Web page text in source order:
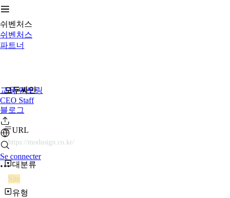
쉬벤처스
쉬벤처스
파트너
교육·멘토링
CEO Staff
블로그
Se connecter
모두싸인
URL
https://modusign.co.kr/
대분류
Site
유형